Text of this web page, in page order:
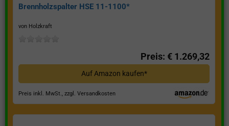
Brennholzspalter HSE 11-1100*
von Holzkraft
Preis: € 1.269,32
Auf Amazon kaufen*
Preis inkl. MwSt., zzgl. Versandkosten